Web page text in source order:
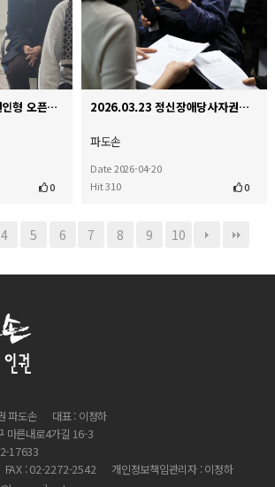
2026.04.03 동료지원인형 오픈다이얼로그 인터비전
0
2026.03.23 정신장애당사자권익연대 국가인권위원회앞 기자회견
파도손
Date 2026-04-20
Hit 310
0
4 5 6 7 8 9 10
파도손
대표 : 이정하
마른내로4가길 16-3
17633
FAX : 02-2272-2542
개인정보책임관리자 : 이정하